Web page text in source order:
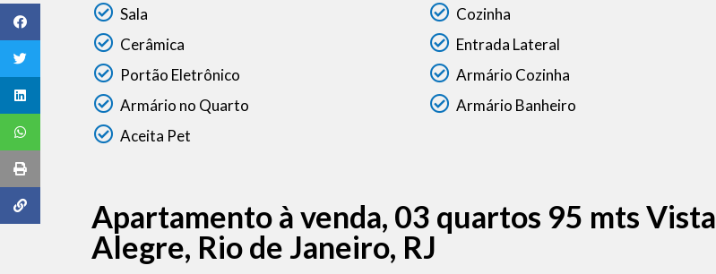
Sala
Cozinha
Cerâmica
Entrada Lateral
Portão Eletrônico
Armário Cozinha
Armário no Quarto
Armário Banheiro
Aceita Pet
Apartamento à venda, 03 quartos 95 mts Vista
Alegre, Rio de Janeiro, RJ